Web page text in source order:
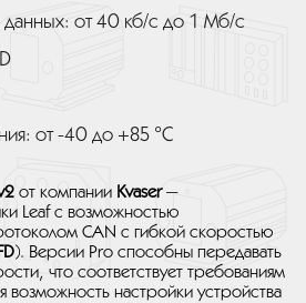
данных: от 40 кб/с до 1 Мб/с
от -40 до +85 °C
от компании Kvaser—
Leaf с возможностью
CAN с гибкой скоростью
). Версии Pro способны передавать
что соответствует требованиям
возможность настройки устройства